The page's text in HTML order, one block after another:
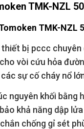
TMK-NZL
TMK-NZL
thiết bị pccc
vòi cứu hỏa
sự cố cháy nổ
nguyên khối
khả năng dập
chống gỉ sét